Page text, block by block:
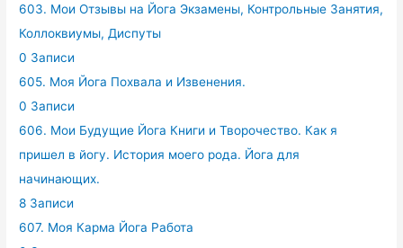
603. Мои Отзывы на Йога Экзамены, Контрольные Занятия,
Коллоквиумы, Диспуты
0 Записи
605. Моя Йога Похвала и Извенения.
0 Записи
606. Мои Будущие Йога Книги и Творочество. Как я
пришел в йогу. История моего рода. Йога для
начинающих.
8 Записи
607. Моя Карма Йога Работа